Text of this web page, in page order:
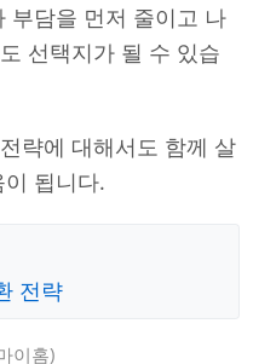
부담을 먼저 줄이고 나
선택지가 될 수 있습
략에 대해서도 함께 살
됩니다.
전략
이홈